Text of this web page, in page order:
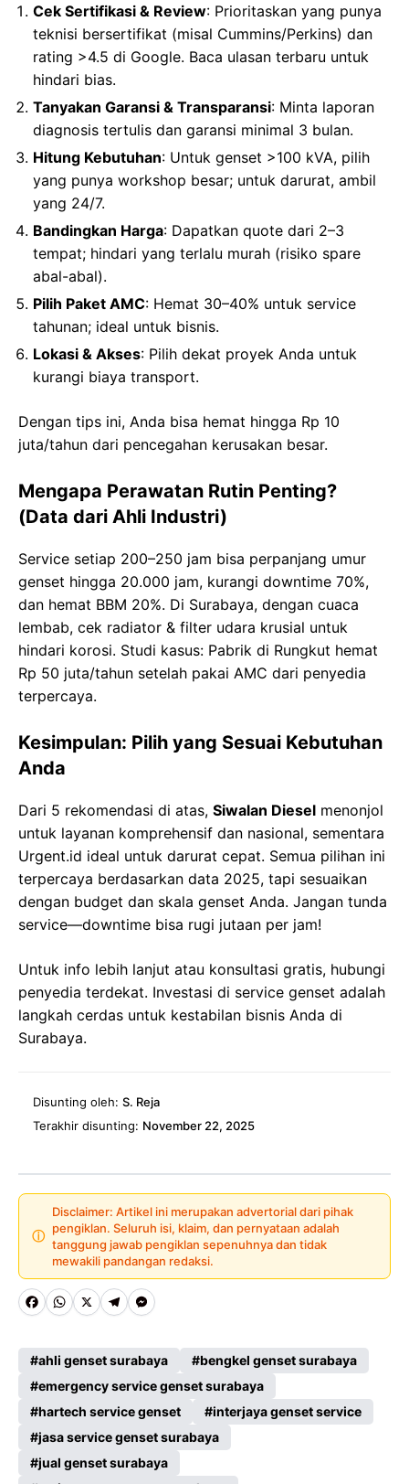
Cek Sertifikasi & Review: Prioritaskan yang punya
teknisi bersertifikat (misal Cummins/Perkins) dan
rating >4.5 di Google. Baca ulasan terbaru untuk
hindari bias.
Tanyakan Garansi & Transparansi: Minta laporan
diagnosis tertulis dan garansi minimal 3 bulan.
Hitung Kebutuhan: Untuk genset >100 kVA, pilih
yang punya workshop besar; untuk darurat, ambil
yang 24/7.
Bandingkan Harga: Dapatkan quote dari 2–3
tempat; hindari yang terlalu murah (risiko spare
abal-abal).
Pilih Paket AMC: Hemat 30–40% untuk service
tahunan; ideal untuk bisnis.
Lokasi & Akses: Pilih dekat proyek Anda untuk
kurangi biaya transport.
Dengan tips ini, Anda bisa hemat hingga Rp 10
juta/tahun dari pencegahan kerusakan besar.
Mengapa Perawatan Rutin Penting?
(Data dari Ahli Industri)
Service setiap 200–250 jam bisa perpanjang umur
genset hingga 20.000 jam, kurangi downtime 70%,
dan hemat BBM 20%. Di Surabaya, dengan cuaca
lembab, cek radiator & filter udara krusial untuk
hindari korosi. Studi kasus: Pabrik di Rungkut hemat
Rp 50 juta/tahun setelah pakai AMC dari penyedia
terpercaya.
Kesimpulan: Pilih yang Sesuai Kebutuhan
Anda
Dari 5 rekomendasi di atas, Siwalan Diesel menonjol
untuk layanan komprehensif dan nasional, sementara
Urgent.id ideal untuk darurat cepat. Semua pilihan ini
terpercaya berdasarkan data 2025, tapi sesuaikan
dengan budget dan skala genset Anda. Jangan tunda
service—downtime bisa rugi jutaan per jam!
Untuk info lebih lanjut atau konsultasi gratis, hubungi
penyedia terdekat. Investasi di service genset adalah
langkah cerdas untuk kestabilan bisnis Anda di
Surabaya.
Disunting oleh: S. Reja
Terakhir disunting: November 22, 2025
ⓘ
Disclaimer: Artikel ini merupakan advertorial dari pihak
pengiklan. Seluruh isi, klaim, dan pernyataan adalah
tanggung jawab pengiklan sepenuhnya dan tidak
mewakili pandangan redaksi.
Fa
b
o
W
ts
A
p
X
Te
gr
a
M
se
n
g
er
ahli genset surabaya
bengkel genset surabaya
emergency service genset surabaya
hartech service genset
interjaya genset service
jasa service genset surabaya
jual genset surabaya